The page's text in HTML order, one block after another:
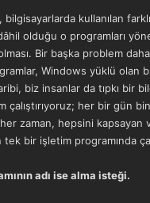
bilgisayarlarda kullanılan
olduğu o programları
Bir başka problem
Windows yüklü olan
biz insanlar da tıpkı bir
çalıştırıyoruz; her bir gün
zaman, hepsini kapsayan
bir işletim programında
adı ise alma isteği.